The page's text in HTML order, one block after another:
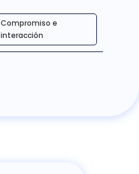
Compromiso e
interacción